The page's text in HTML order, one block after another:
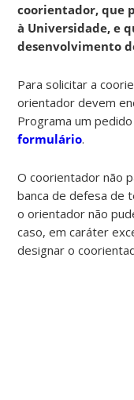
coorientador, que
à Universidade, e
desenvolvimento
Para solicitar a
orientador devem
Programa um
formulário.
O coorientador não
banca de defesa de
o orientador não
caso, em caráter
designar o